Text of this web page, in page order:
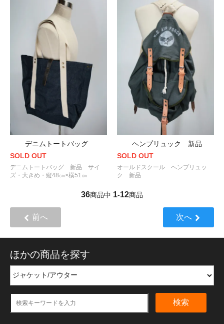
デニムトートバッグ
SOLD OUT
デニムトートバッグ 新品 サイ
ズ・大きめ・縦48㎝×横51㎝
ヘンプリュック 新品
SOLD OUT
オールドスクール ヘンプリュッ
ク 新品
36商品中 1-12商品
前へ 次へ
ほかの商品を探す
検索